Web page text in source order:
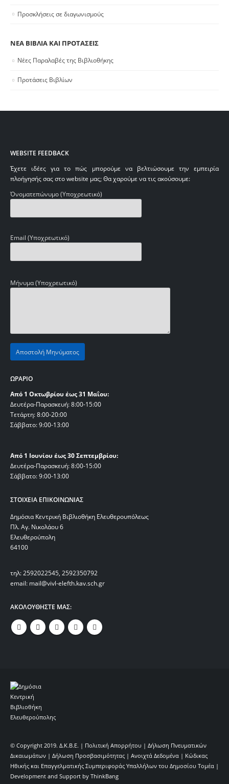
Προσκλήσεις σε διαγωνισμούς
ΝΕΑ ΒΙΒΛΙΑ ΚΑΙ ΠΡΟΤΑΣΕΙΣ
Νέες Παραλαβές της Βιβλιοθήκης
Προτάσεις Βιβλίων
WEBSITE FEEDBACK
Έχετε ιδέες για το πώς μπορούμε να βελτιώσουμε την εμπειρία
πλοήγησής σας στο website μας; Θα χαρούμε να τις ακούσουμε:
Όνοματεπώνυμο (Υποχρεωτικό)
Email (Υποχρεωτικό)
Μήνυμα (Υποχρεωτικό)
ΩΡΑΡΙΟ
Από 1 Οκτωβρίου έως 31 Μαΐου:
Δευτέρα-Παρασκευή: 8:00-15:00
Τετάρτη: 8:00-20:00
Σάββατο: 9:00-13:00
Από 1 Ιουνίου έως 30 Σεπτεμβρίου:
Δευτέρα-Παρασκευή: 8:00-15:00
Σάββατο: 9:00-13:00
ΣΤΟΙΧΕΙΑ ΕΠΙΚΟΙΝΩΝΙΑΣ
Δημόσια Κεντρική Βιβλιοθήκη Ελευθερουπόλεως
Πλ. Αγ. Νικολάου 6
Ελευθερούπολη
64100
τηλ: 2592022545, 2592350792
email: mail@vivl-elefth.kav.sch.gr
ΑΚΟΛΟΥΘΗΣΤΕ ΜΑΣ:
© Copyright 2019. Δ.Κ.Β.Ε. | Πολιτική Απορρήτου | Δήλωση Πνευματικών
Δικαιωμάτων | Δήλωση Προσβασιμότητας | Ανοιχτά Δεδομένα | Κώδικας
Ηθικής και Επαγγελματικής Συμπεριφοράς Υπαλλήλων του Δημοσίου Τομέα |
Development and Support by ThinkBang